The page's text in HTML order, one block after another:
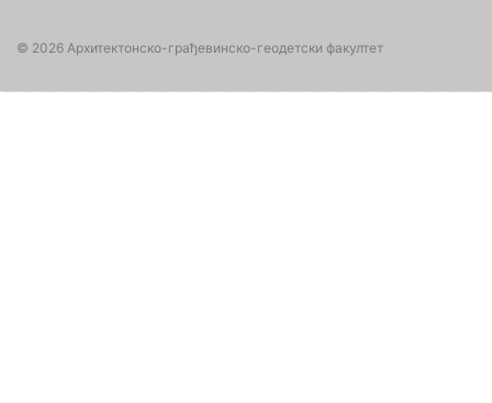
© 2026 Архитектонско-грађевинско-геодетски факултет